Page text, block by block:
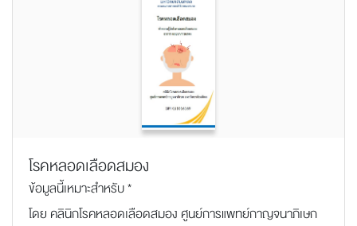
โรคหลอดเลือดสมอง
ข้อมูลนี้เหมาะสำหรับ *
โดย คลินิกโรคหลอดเลือดสมอง ศูนย์การแพทย์กาญจนาภิเษก